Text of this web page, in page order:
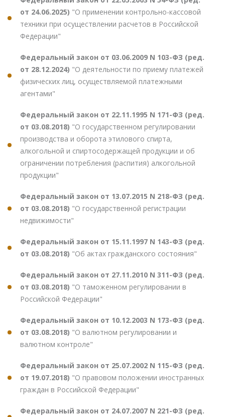
от 24.06.2025) "О применении контрольно-кассовой
техники при осуществлении расчетов в Российской
Федерации"
Федеральный закон от 03.06.2009 N 103-ФЗ (ред.
от 28.12.2024) "О деятельности по приему платежей
физических лиц, осуществляемой платежными
агентами"
Федеральный закон от 22.11.1995 N 171-ФЗ (ред.
от 03.08.2018) "О государственном регулировании
производства и оборота этилового спирта,
алкогольной и спиртосодержащей продукции и об
ограничении потребления (распития) алкогольной
продукции"
Федеральный закон от 13.07.2015 N 218-ФЗ (ред.
от 03.08.2018) "О государственной регистрации
недвижимости"
Федеральный закон от 15.11.1997 N 143-ФЗ (ред.
от 03.08.2018) "Об актах гражданского состояния"
Федеральный закон от 27.11.2010 N 311-ФЗ (ред.
от 03.08.2018) "О таможенном регулировании в
Российской Федерации"
Федеральный закон от 10.12.2003 N 173-ФЗ (ред.
от 03.08.2018) "О валютном регулировании и
валютном контроле"
Федеральный закон от 25.07.2002 N 115-ФЗ (ред.
от 19.07.2018) "О правовом положении иностранных
граждан в Российской Федерации"
Федеральный закон от 24.07.2007 N 221-ФЗ (ред.